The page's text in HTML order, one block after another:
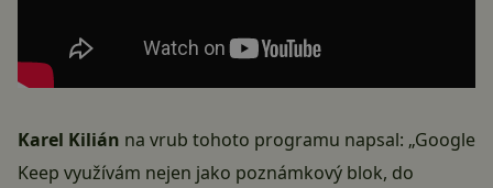
Karel Kilián na vrub tohoto programu napsal: „Google
Keep využívám nejen jako poznámkový blok, do